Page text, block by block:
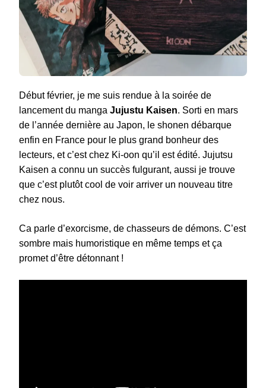
Début février, je me suis rendue à la soirée de
lancement du manga Jujustu Kaisen. Sorti en mars
de l’année dernière au Japon, le shonen débarque
enfin en France pour le plus grand bonheur des
lecteurs, et c’est chez Ki-oon qu’il est édité. Jujutsu
Kaisen a connu un succès fulgurant, aussi je trouve
que c’est plutôt cool de voir arriver un nouveau titre
chez nous.
Ca parle d’exorcisme, de chasseurs de démons. C’est
sombre mais humoristique en même temps et ça
promet d’être détonnant !